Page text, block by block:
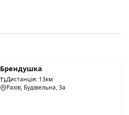
Брендушка
Дистанція: 13км
Рахів, Будівельна, 3а